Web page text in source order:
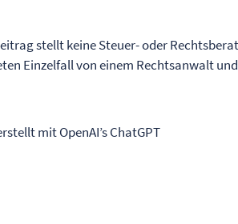
stellt keine Steuer- oder
Einzelfall von einem Rechtsanwalt
mit OpenAI’s ChatGPT